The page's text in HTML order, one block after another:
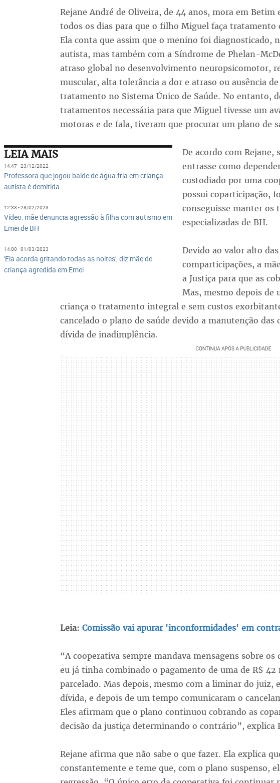
Rejane André de Oliveira, de 44 anos, mora em
todos os dias para que o filho Miguel faça tratamento
Ela conta que assim que o menino foi diagnosticado,
autista, mas também com a Síndrome de Phelan-
atraso global no desenvolvimento neuropsicomotor,
muscular, alta tolerância a dor e atraso ou ausência
tratamento no Sistema Único de Saúde. No entanto,
tratamentos necessária para que Miguel tivesse um
motoras e de fala, tiveram que procurar um plano de
LEIA MAIS
14:47 - 23/12/2022
Professora que jogou balde de água fria em criança
autista é demitida
12:33 - 28/02/2023
Vídeo: mãe denuncia agressão à filha com autismo em
Emei de BH
14:00 - 01/03/2023
'Ela acorda gritando todas as noites', diz mãe de
criança agredida em Emei
De acordo com Rejane,
entrasse como
custodiado por uma
possui coparticipação,
conseguisse manter os
especializadas de BH.
Devido ao valor alto
comparticipações, a
a Justiça para que as
Mas, mesmo depois de
criança o tratamento integral e sem custos
cancelado o plano de saúde devido a manutenção das
dívida de inadimplência.
Leia: Comissão vai apurar 'inconformidades' em
“A cooperativa sempre mandava mensagens sobre
eu já tinha combinado o pagamento de uma de R$
parcelado. Mas depois, mesmo com a liminar do juiz,
dívida, e depois de um tempo comunicaram o
Eles afirmam que o plano continuou cobrando as
decisão da justiça determinando o contrário”, explica
Rejane afirma que não sabe o que fazer. Ela explica
constantemente e teme que, com o plano suspenso,